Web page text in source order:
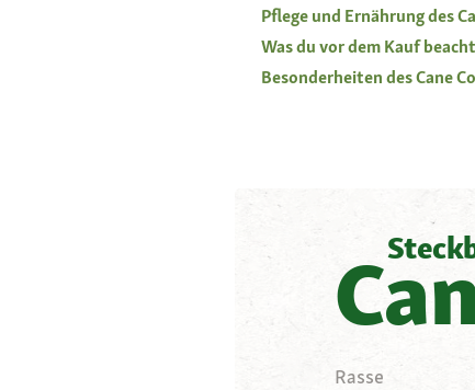
Pflege und Ernährung des
Was du vor dem Kauf
Besonderheiten des Cane
Rasse